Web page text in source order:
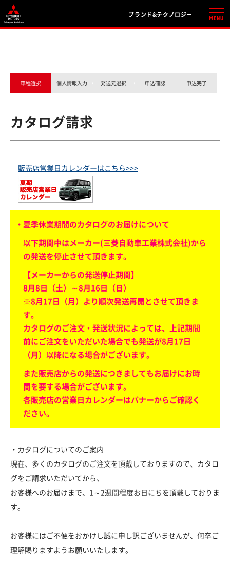
ブランド&テクノロジー
車種選択 個人情報入力 発送元選択 申込確認 申込完了
カタログ請求
販売店営業日カレンダーはこちら>>>
・夏季休業期間のカタログのお届けについて
以下期間中はメーカー(三菱自動車工業株式会社)から
の発送を停止させて頂きます。
【メーカーからの発送停止期間】
8月8日（土）～8月16日（日）
※8月17日（月）より順次発送再開とさせて頂きま
す。
カタログのご注文・発送状況によっては、上記期間
前にご注文をいただいた場合でも発送が8月17日
（月）以降になる場合がございます。
また販売店からの発送につきましてもお届けにお時
間を要する場合がございます。
各販売店の営業日カレンダーはバナーからご確認く
ださい。
・カタログについてのご案内
現在、多くのカタログのご注文を頂戴しておりますので、カタロ
グをご請求いただいてから、
お客様へのお届けまで、1～2週間程度お日にちを頂戴しておりま
す。
お客様にはご不便をおかけし誠に申し訳ございませんが、何卒ご
理解賜りますようお願いいたします。